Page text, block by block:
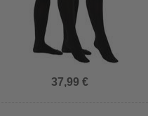
37,99 €